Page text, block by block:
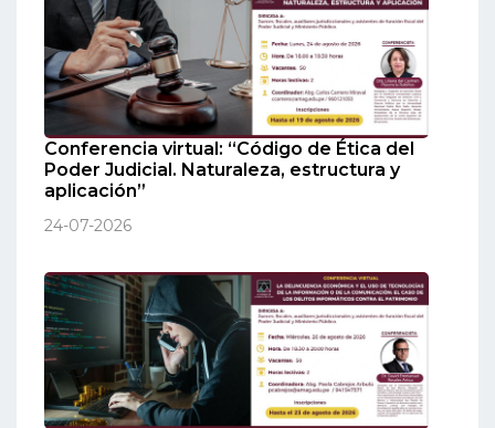
Conferencia virtual: “Código de Ética del
Poder Judicial. Naturaleza, estructura y
aplicación”
24-07-2026